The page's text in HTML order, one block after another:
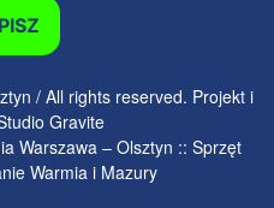
/ All rights reserved. Projekt i
Gravite
Warszawa – Olsztyn :: Sprzęt
Warmia i Mazury